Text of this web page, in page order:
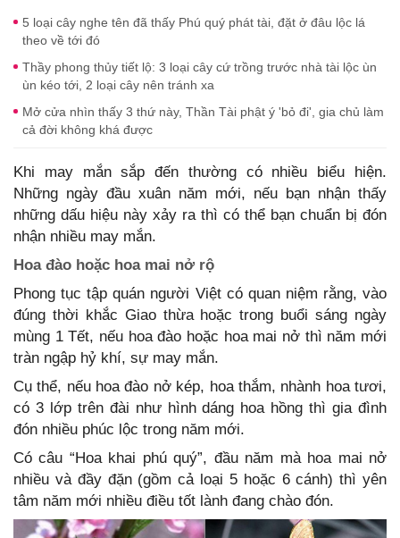
5 loại cây nghe tên đã thấy Phú quý phát tài, đặt ở đâu lộc lá
theo về tới đó
Thầy phong thủy tiết lộ: 3 loại cây cứ trồng trước nhà tài lộc ùn
ùn kéo tới, 2 loại cây nên tránh xa
Mở cửa nhìn thấy 3 thứ này, Thần Tài phật ý 'bỏ đi', gia chủ làm
cả đời không khá được
Khi may mắn sắp đến thường có nhiều biểu hiện.
Những ngày đầu xuân năm mới, nếu bạn nhận thấy
những dấu hiệu này xảy ra thì có thể bạn chuẩn bị đón
nhận nhiều may mắn.
Hoa đào hoặc hoa mai nở rộ
Phong tục tập quán người Việt có quan niệm rằng, vào
đúng thời khắc Giao thừa hoặc trong buổi sáng ngày
mùng 1 Tết, nếu hoa đào hoặc hoa mai nở thì năm mới
tràn ngập hỷ khí, sự may mắn.
Cụ thể, nếu hoa đào nở kép, hoa thắm, nhành hoa tươi,
có 3 lớp trên đài như hình dáng hoa hồng thì gia đình
đón nhiều phúc lộc trong năm mới.
Có câu “Hoa khai phú quý”, đầu năm mà hoa mai nở
nhiều và đầy đặn (gồm cả loại 5 hoặc 6 cánh) thì yên
tâm năm mới nhiều điều tốt lành đang chào đón.